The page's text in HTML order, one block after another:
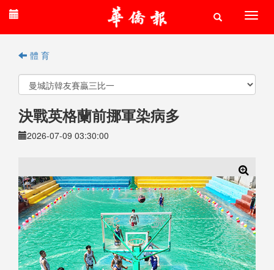
體 育
決戰英格蘭前挪軍染病多
2026-07-09 03:30:00